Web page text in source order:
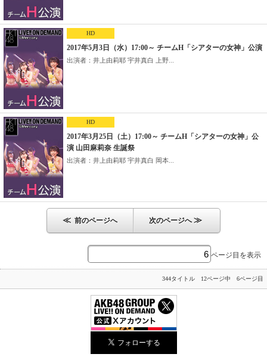
HD
2017年5月3日（水）17:00～ チームH「シアターの女神」公演
出演者：井上由莉耶 宇井真白 上野...
HD
2017年3月25日（土）17:00～ チームH「シアターの女神」公
演 山田麻莉奈 生誕祭
出演者：井上由莉耶 宇井真白 岡本...
≪ 前のページへ 次のページへ≫
ページ目を表示
344タイトル 12ページ中 6ページ目